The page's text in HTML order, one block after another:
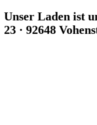
Zum
Inhalt
springen
Unser Laden ist
23 · 92648